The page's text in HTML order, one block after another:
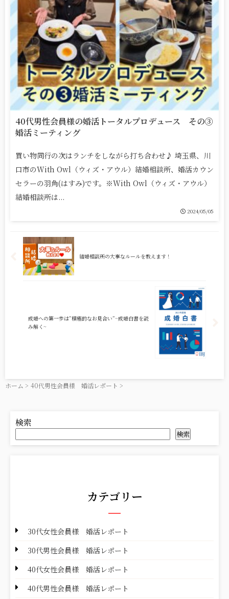
40代男性会員様の婚活トータルプロデュース その③
婚活ミーティング
買い物同行の次はランチをしながら打ち合わせ♪ 埼玉県、川
口市のWith Owl（ウィズ・アウル）結婚相談所、婚活カウン
セラーの羽角(はすみ)です。※With Owl（ウィズ・アウル）
結婚相談所は...
2024/05/05
結婚相談所の大事なルールを教えます！
成婚への第一歩は”積極的なお見合い”~成婚白書を読
み解く~
ホーム > 40代男性会員様 婚活レポート >
検索
検索
カテゴリー
30代女性会員様 婚活レポート
30代男性会員様 婚活レポート
40代女性会員様 婚活レポート
40代男性会員様 婚活レポート